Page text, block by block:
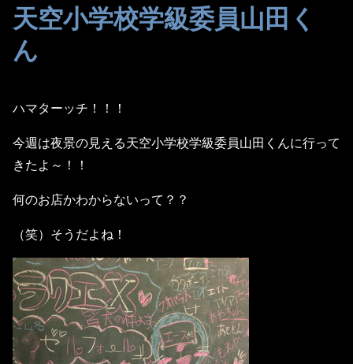
天空小学校学級委員山田く
ん
ハマターッチ！！！
今週は夜景の見える天空小学校学級委員山田くんに行って
きたよ～！！
何のお店かわからないって？？
（笑）そうだよね！